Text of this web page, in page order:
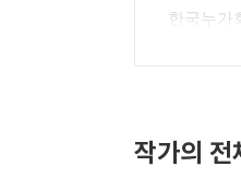
한국누가
작가의 전